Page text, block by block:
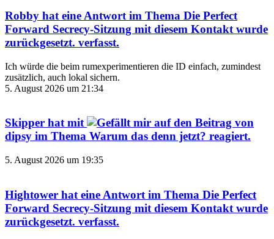
Robby hat eine Antwort im Thema Die Perfect
Forward Secrecy-Sitzung mit diesem Kontakt wurde
zurückgesetzt. verfasst.
Ich würde die beim rumexperimentieren die ID einfach, zumindest
zusätzlich, auch lokal sichern.
5. August 2026 um 21:34
Skipper hat mit
auf den Beitrag von
dipsy im Thema Warum das denn jetzt? reagiert.
5. August 2026 um 19:35
Hightower hat eine Antwort im Thema Die Perfect
Forward Secrecy-Sitzung mit diesem Kontakt wurde
zurückgesetzt. verfasst.